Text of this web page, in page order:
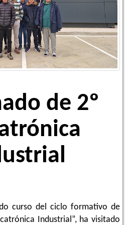
de 2º
curso del ciclo formativo de
Industrial”, ha visitado